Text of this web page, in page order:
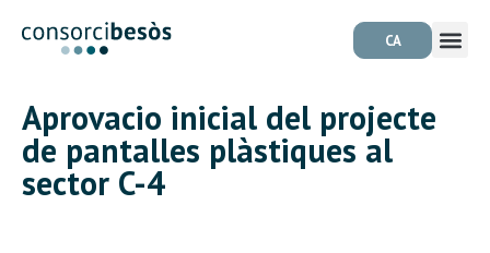
CA
Aprovacio inicial del projecte
de pantalles plàstiques al
sector C-4